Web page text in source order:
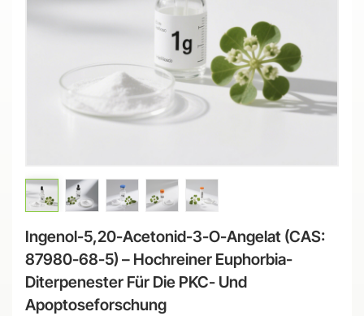
Ingenol-5,20-Acetonid-3-O-Angelat (CAS:
87980-68-5) – Hochreiner Euphorbia-
Diterpenester Für Die PKC- Und
Apoptoseforschung